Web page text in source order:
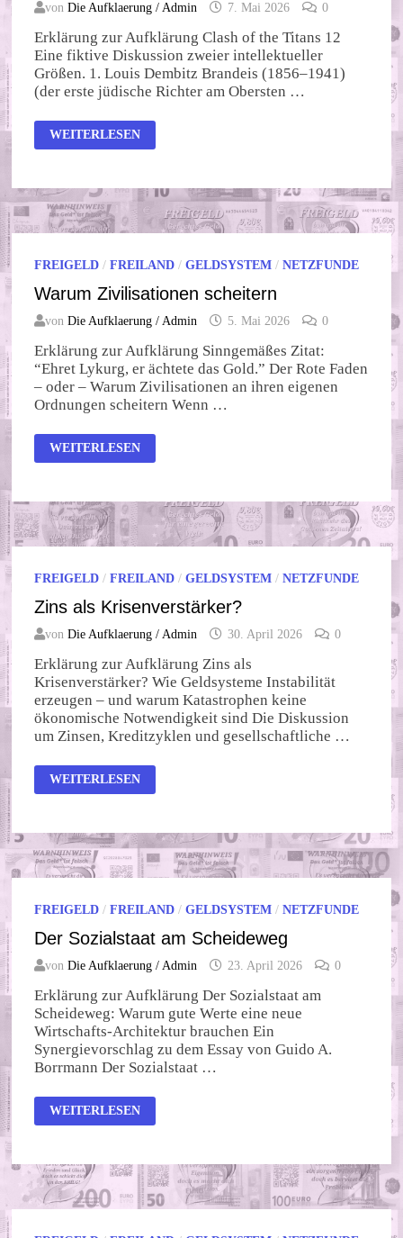
vonDie Aufklaerung / Admin 7. Mai 2026 0
Erklärung zur Aufklärung Clash of the Titans 12
Eine fiktive Diskussion zweier intellektueller
Größen. 1. Louis Dembitz Brandeis (1856–1941)
(der erste jüdische Richter am Obersten …
CLASH
OF
WEITERLESEN
FREIGELD /FREILAND /GELDSYSTEM /NETZFUNDE
Warum Zivilisationen scheitern
vonDie Aufklaerung / Admin 5. Mai 2026 0
Erklärung zur Aufklärung Sinngemäßes Zitat:
“Ehret Lykurg, er ächtete das Gold.” Der Rote Faden
– oder – Warum Zivilisationen an ihren eigenen
Ordnungen scheitern Wenn …
WARUM
ZIVILISATIONEN
WEITERLESEN
FREIGELD /FREILAND /GELDSYSTEM /NETZFUNDE
Zins als Krisenverstärker?
vonDie Aufklaerung / Admin 30. April 2026 0
Erklärung zur Aufklärung Zins als
Krisenverstärker? Wie Geldsysteme Instabilität
erzeugen – und warum Katastrophen keine
ökonomische Notwendigkeit sind Die Diskussion
um Zinsen, Kreditzyklen und gesellschaftliche …
ZINS
ALS
WEITERLESEN
FREIGELD /FREILAND /GELDSYSTEM /NETZFUNDE
Der Sozialstaat am Scheideweg
vonDie Aufklaerung / Admin 23. April 2026 0
Erklärung zur Aufklärung Der Sozialstaat am
Scheideweg: Warum gute Werte eine neue
Wirtschafts-Architektur brauchen Ein
Synergievorschlag zu dem Essay von Guido A.
Borrmann Der Sozialstaat …
DER
SOZIALSTAAT
WEITERLESEN